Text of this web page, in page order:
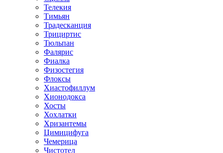
Телекия
Тимьян
Традесканция
Трициртис
Тюльпан
Фалярис
Фиалка
Физостегия
Флоксы
Хиастофиллум
Хионодокса
Хосты
Хохлатки
Хризантемы
Цимицифуга
Чемерица
Чистотел